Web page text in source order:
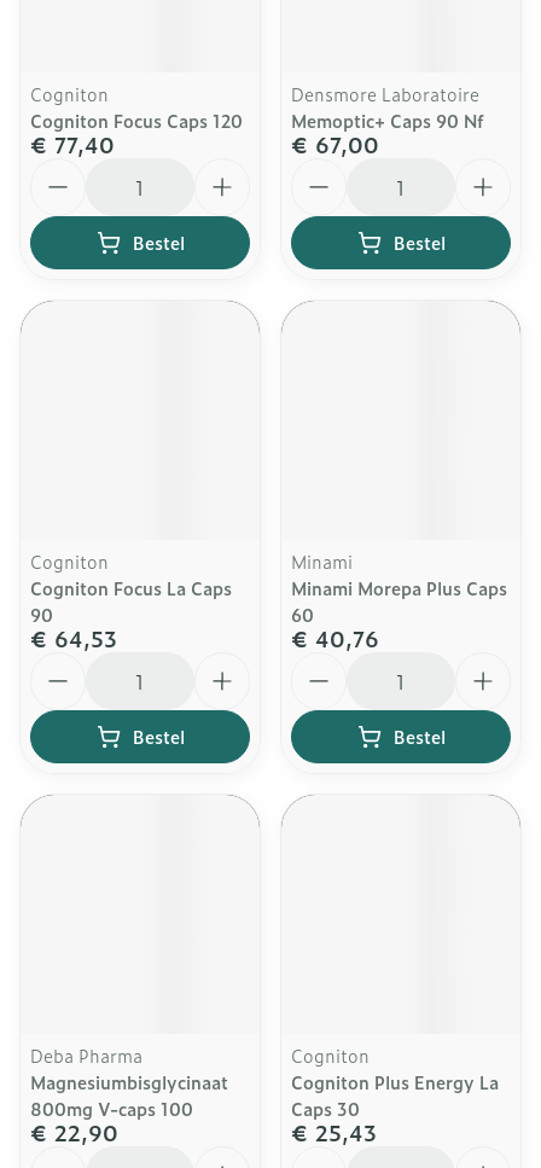
Cogniton
Cogniton Focus Caps 120
€ 77,40
Bestel
Densmore Laboratoire
Memoptic+ Caps 90 Nf
€ 67,00
Bestel
Cogniton
Cogniton Focus La Caps
90
€ 64,53
Bestel
Minami
Minami Morepa Plus Caps
60
€ 40,76
Bestel
Deba Pharma
Magnesiumbisglycinaat
800mg V-caps 100
€ 22,90
Cogniton
Cogniton Plus Energy La
Caps 30
€ 25,43